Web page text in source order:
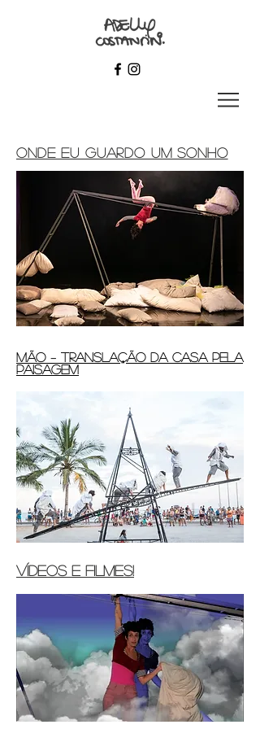
Onde eu guardo um sonho
mão – translação da casa pela
paisagem
vídeos e filmes!